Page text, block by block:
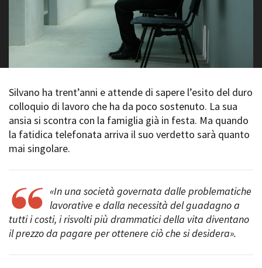
trasparente
Bandi e gare
Sostenibilità ambientale
SERVIZI
Location scouting
Spazi nella sede FCTP
Sala Casting
Sala Paolo Tenna
FILM FUNDS
Piemonte Film Tv
Development Fund
Piemonte Doc Film Fund
Short Film Fund
Open Day
Ciak in TOur!
FESTIVAL, MARKETS,
AWARDS
Berlinale Internationalen
Filmfestspiele Berlin
Festival de Cannes
Biografilm Festival - Bio to B
Cinematografica Venezia
Toronto International Film
Festival
Festa del Cinema di Roma
Torino Film Festival
David di Donatello
Silvano ha trent’anni e attende di sapere l’esito del duro
colloquio di lavoro che ha da poco sostenuto. La sua
ansia si scontra con la famiglia già in festa. Ma quando
la fatidica telefonata arriva il suo verdetto sarà quanto
mai singolare.
«In una società governata dalle problematiche
lavorative e dalla necessità del guadagno a
tutti i costi, i risvolti più drammatici della vita diventano
il prezzo da pagare per ottenere ciò che si desidera».